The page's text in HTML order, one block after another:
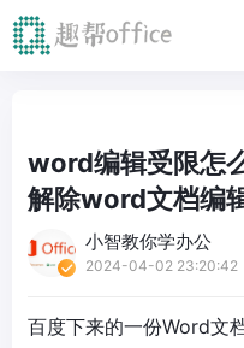
word编辑受限怎
解除word文档编
小智教你学办公
2024-04-02 23:20:42
百度下来的一份Word文